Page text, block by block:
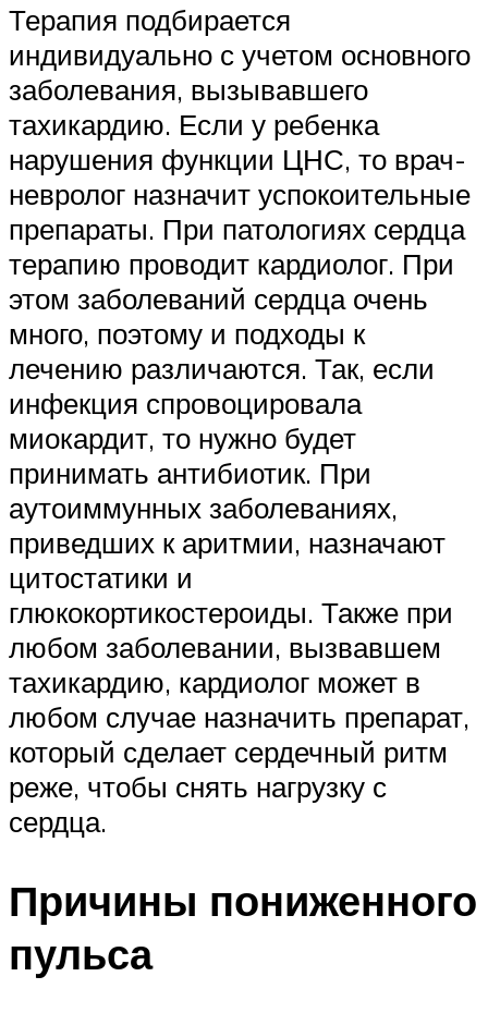
Терапия подбирается
индивидуально с учетом основного
заболевания, вызывавшего
тахикардию. Если у ребенка
нарушения функции ЦНС, то врач-
невролог назначит успокоительные
препараты. При патологиях сердца
терапию проводит кардиолог. При
этом заболеваний сердца очень
много, поэтому и подходы к
лечению различаются. Так, если
инфекция спровоцировала
миокардит, то нужно будет
принимать антибиотик. При
аутоиммунных заболеваниях,
приведших к аритмии, назначают
цитостатики и
глюкокортикостероиды. Также при
любом заболевании, вызвавшем
тахикардию, кардиолог может в
любом случае назначить препарат,
который сделает сердечный ритм
реже, чтобы снять нагрузку с
сердца.
Причины пониженного
пульса